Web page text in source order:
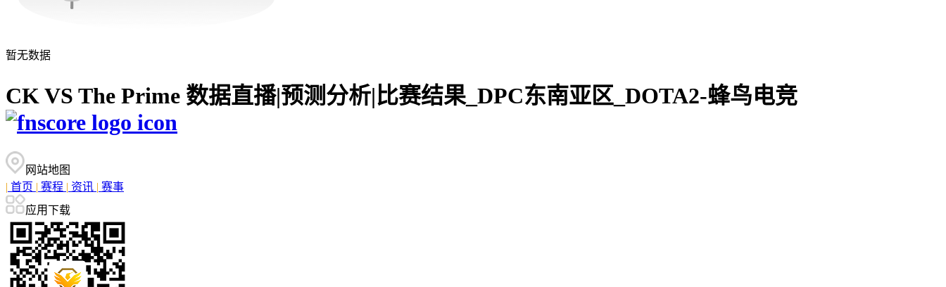
暂无数据
CK VS The Prime 数据直播|预测分析|比赛结果_DPC东南亚区_DOTA2-蜂鸟电竞
网站地图
| 首页 | 赛程 | 资讯 | 赛事
应用下载